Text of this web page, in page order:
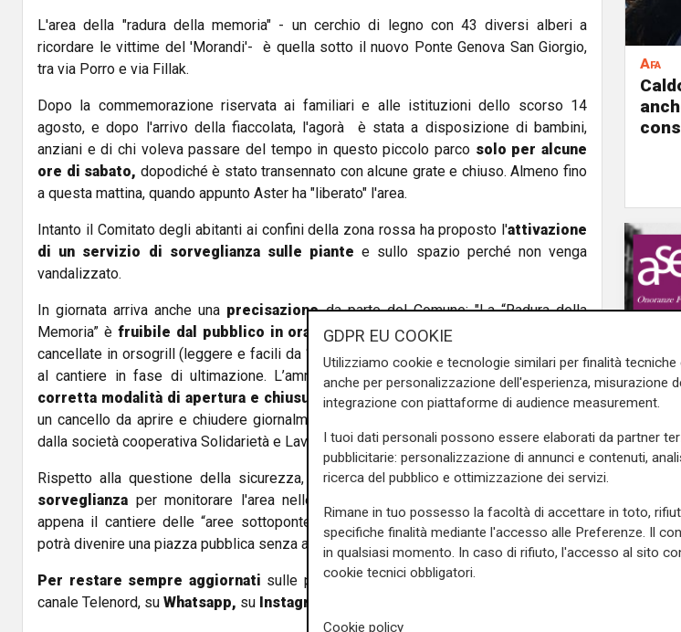
L'area della "radura della memoria" - un cerchio di legno con 43 diversi alberi a
ricordare le vittime del 'Morandi'- è quella sotto il nuovo Ponte Genova San Giorgio,
tra via Porro e via Fillak.
Dopo la commemorazione riservata ai familiari e alle istituzioni dello scorso 14
agosto, e dopo l'arrivo della fiaccolata, l'agorà è stata a disposizione di bambini,
anziani e di chi voleva passare del tempo in questo piccolo parco solo per alcune
ore di sabato, dopodiché è stato transennato con alcune grate e chiuso. Almeno fino
a questa mattina, quando appunto Aster ha "liberato" l'area.
Intanto il Comitato degli abitanti ai confini della zona rossa ha proposto l'attivazione
di un servizio di sorveglianza sulle piante e sullo spazio perché non venga
vandalizzato.
In giornata arriva anche una precisazioneda parte del Comune: "La “Radura della
Memoria” èfruibile dal pubblico in orario diurno: Aster assicura l’apertura delle
cancellate in orsogrill (leggere e facili da “movimentare”) che delimitano l’area attigua
al cantiere in fase di ultimazione. L’amministrazione comunale sta definendo la
corretta modalità di apertura e chiusura della “piazza” e da domani sarà allestito
un cancello da aprire e chiudere giornalmente come accade per tutti a parchi gestiti
dalla società cooperativa Solidarietà e Lavoro".
Rispetto alla questione della sicurezza,
Aster ha installato una telecamera di
sorveglianza per monitorare l'area nelle ore notturne. Conclude il Comune: "Non
appena il cantiere delle “aree sottoponte” sarà definitivamente terminato tale area
potrà divenire una piazza pubblica senza alcuna recinzione".
Per restare sempre aggiornati sulle principali notizie sulla Liguria seguiteci sul
canale Telenord, su Whatsapp, su Instagram
Afa
Le
Ass.
GDPR EU COOKIE
Utilizziamo cookie e tecnologie similari per finalità
anche per personalizzazione dell'esperienza, misurazione
integrazione con piattaforme di audience measurement.
I tuoi dati personali possono essere elaborati da partner
pubblicitarie: personalizzazione di annunci e contenuti,
ricerca del pubblico e ottimizzazione dei servizi.
Rimane in tuo possesso la facoltà di accettare in toto,
specifiche finalità mediante l'accesso alle Preferenze. Il
in qualsiasi momento. In caso di rifiuto, l'accesso al sito
cookie tecnici obbligatori.
Cookie policy